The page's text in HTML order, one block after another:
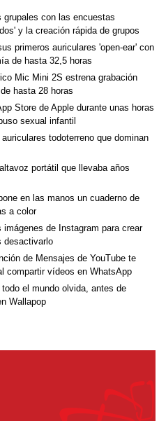
con las encuestas
y la creación rápida de grupos
primeros auriculares 'open-ear' con
de hasta 32,5 horas
Mic Mini 2S estrena grabación
hasta 28 horas
Store de Apple durante unas horas
sexual infantil
todoterreno que dominan
portátil que llevaba años
en las manos un cuaderno de
a color
de Instagram para crear
desactivarlo
de Mensajes de YouTube te
compartir vídeos en WhatsApp
todo el mundo olvida, antes de
Wallapop